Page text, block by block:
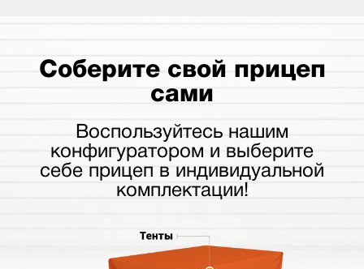
Соберите свой прицеп
сами
Воспользуйтесь нашим
конфигуратором и выберите
себе прицеп в индивидуальной
комплектации!